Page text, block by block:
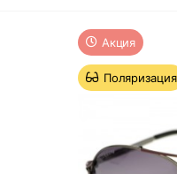
Акция
Поляризация